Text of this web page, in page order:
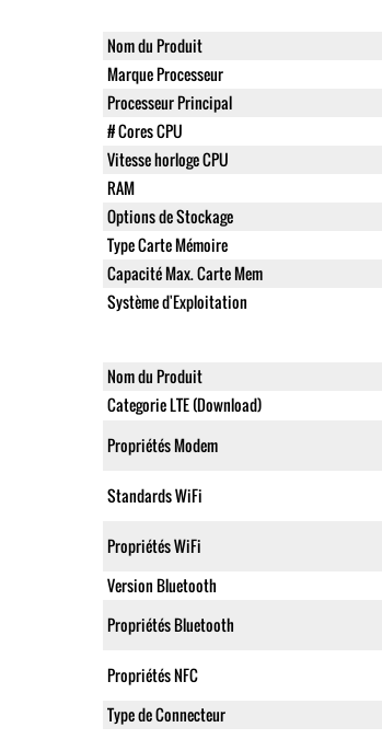
Nom du Produit
Marque Processeur
Processeur Principal
# Cores CPU
Vitesse horloge CPU
RAM
Options de Stockage
Type Carte Mémoire
Capacité Max. Carte Mem
Système d'Exploitation
Nom du Produit
Categorie LTE (Download)
Propriétés Modem
Standards WiFi
Propriétés WiFi
Version Bluetooth
Propriétés Bluetooth
Propriétés NFC
Type de Connecteur